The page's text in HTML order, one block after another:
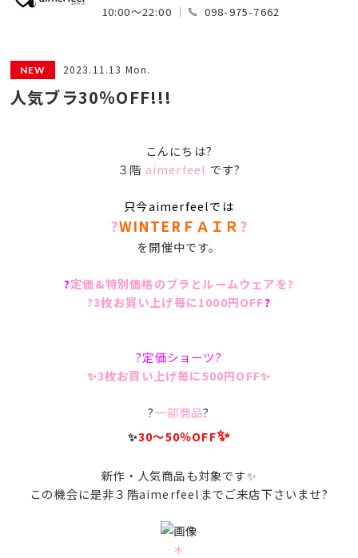
10:00～22:00 098-975-7662
2023.11.13 Mon.
人気ブラ30％OFF!!!
こんにちは?
３階 aimerfeel です?
只今aimerfeelでは
?WINTERＦＡＩＲ ?
を開催中です。
?定価&特別価格のブラとルームウェアを?
?3枚お買い上げ毎に1000円OFF?
?定価ショーツ?
✨3枚お買い上げ毎に500円OFF✨
?一部商品?
✨30～50％OFF✨
新作・人気商品も対象です✨
この機会に是非３階aimerfeelまでご来店下さいませ?
＊